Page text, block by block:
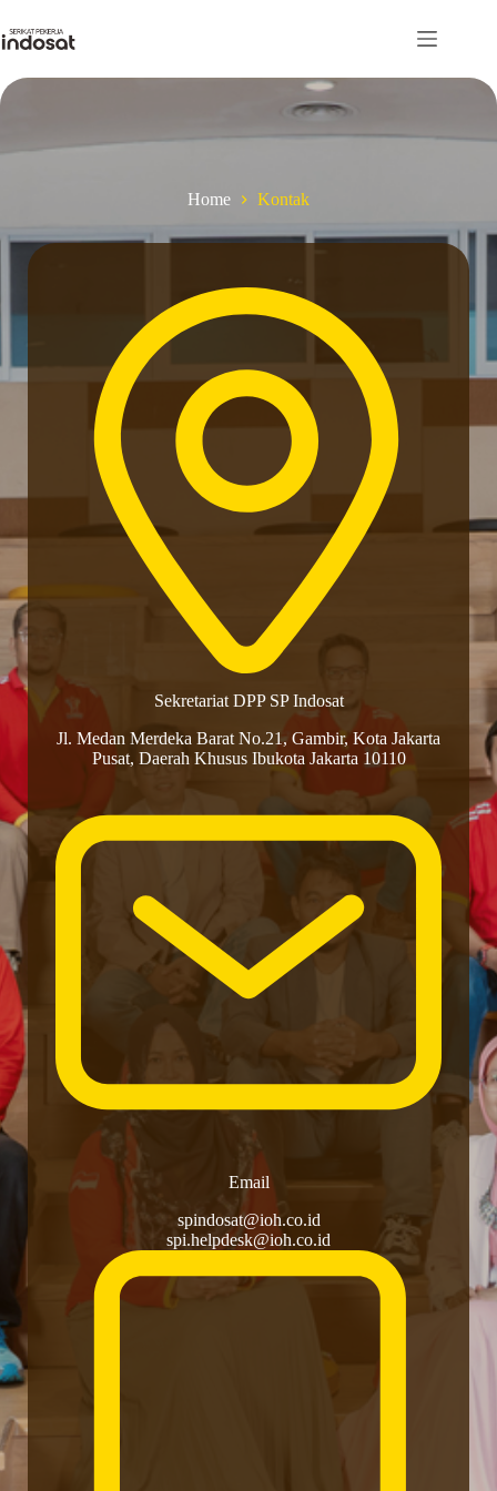
to
content
Home Kontak
Sekretariat DPP SP Indosat​
Jl. Medan Merdeka Barat No.21, Gambir, Kota Jakarta
Pusat, Daerah Khusus Ibukota Jakarta 10110
Email
spindosat@ioh.co.id
spi.helpdesk@ioh.co.id